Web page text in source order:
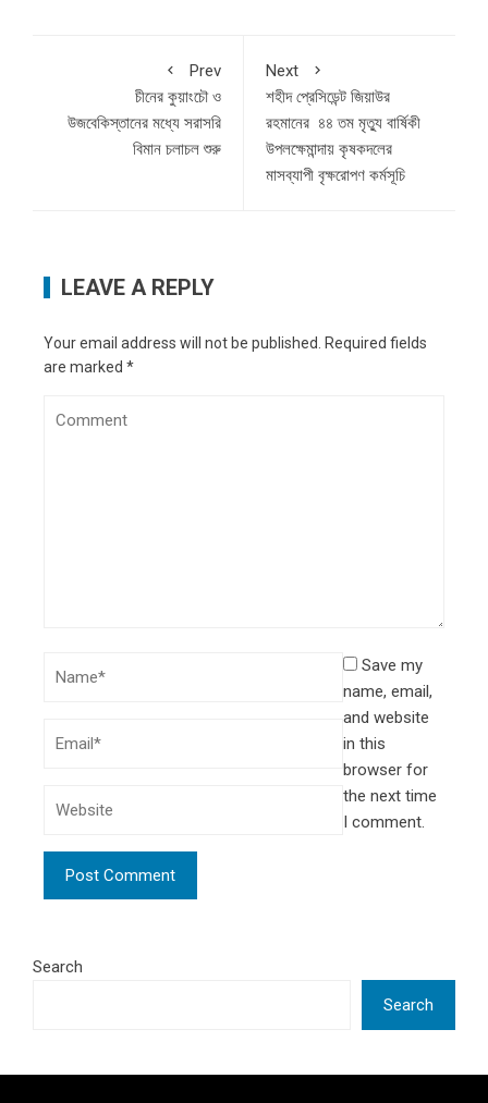
Prev
চীনের কুয়াংচৌ ও
উজবেকিস্তানের মধ্যে সরাসরি
বিমান চলাচল শুরু
Next
শহীদ প্রেসিডেন্ট জিয়াউর
রহমানের ৪৪ তম মৃত্যু বার্ষিকী
উপলক্ষেমান্দায় কৃষকদলের
মাসব্যাপী বৃক্ষরোপণ কর্মসূচি
LEAVE A REPLY
Your email address will not be published. Required fields
are marked *
Save my
name, email,
and website
in this
browser for
the next time
I comment.
Search
Search